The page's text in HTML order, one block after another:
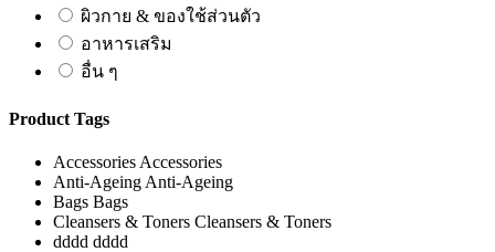
ผิวกาย & ของใช้ส่วนตัว
อาหารเสริม
อื่น ๆ
Product Tags
Accessories Accessories
Anti-Ageing Anti-Ageing
Bags Bags
Cleansers & Toners Cleansers & Toners
dddd dddd